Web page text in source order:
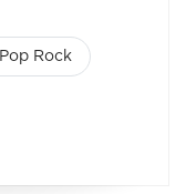
Pop Rock